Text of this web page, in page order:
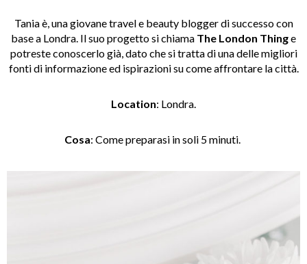
Tania è, una giovane travel e beauty blogger di successo con
base a Londra. Il suo progetto si chiama The London Thinge
potreste conoscerlo già, dato che si tratta di una delle migliori
fonti di informazione ed ispirazioni su come affrontare la città.
Location: Londra.
Cosa: Come preparasi in soli 5 minuti.